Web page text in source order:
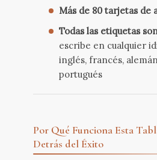
Más de 80 tarjetas de
Todas las etiquetas
escribe en cualquier
inglés, francés,
portugués
Por Qué Funciona Esta
Detrás del Éxito